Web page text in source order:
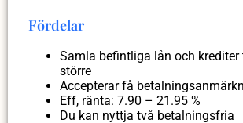
Fördelar
Samla befintliga lån och krediter
större
Accepterar få
Eff, ränta: 7.90 – 21.95 %
Du kan nyttja två betalningsfria